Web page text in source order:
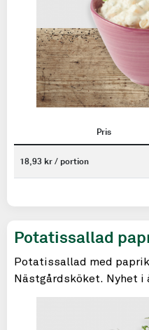
Pris
18,93 kr / portion
Potatissallad
Potatissallad med
Nästgårdsköket. Nyhet i